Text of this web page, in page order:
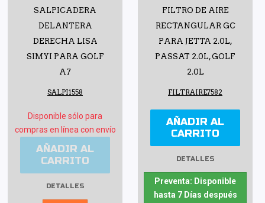
SALPICADERA
DELANTERA
DERECHA LISA
SIMYI PARA GOLF
A7
SALPI1558
Disponible sólo para
compras en línea con envío
AÑADIR AL
CARRITO
DETALLES
FILTRO DE AIRE
RECTANGULAR GC
PARA JETTA 2.0L,
PASSAT 2.0L, GOLF
2.0L
FILTRAIRE7582
AÑADIR AL
CARRITO
DETALLES
Preventa: Disponible
hasta 7 Días después